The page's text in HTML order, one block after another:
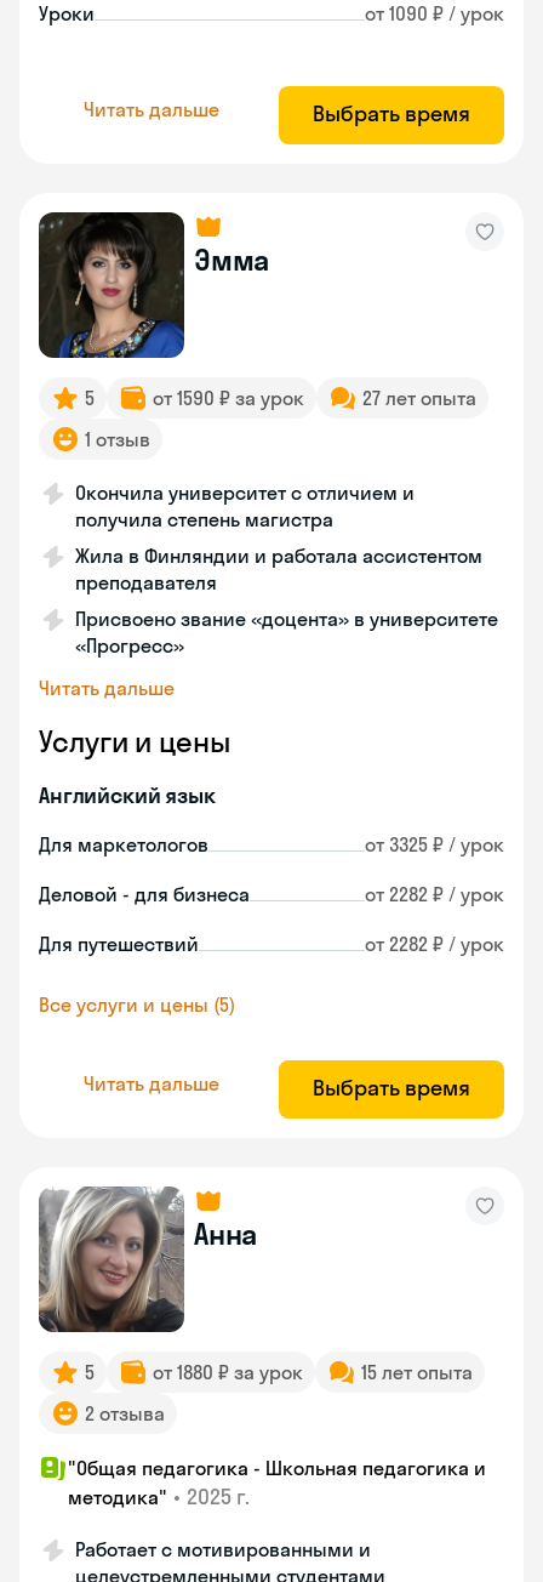
Уроки от 1090 ₽ / урок
Читать дальше Выбрать время
Эмма
5 от 1590 ₽ за урок
27 лет опыта
1 отзыв
Окончила университет с отличием и
получила степень магистра
Жила в Финляндии и работала ассистентом
преподавателя
Присвоено звание «доцента» в университете
«Прогресс»
Читать дальше
Услуги и цены
Английский язык
Для маркетологов от 3325 ₽ / урок
Деловой - для бизнеса от 2282 ₽ / урок
Для путешествий от 2282 ₽ / урок
Все услуги и цены (5)
Читать дальше Выбрать время
Анна
5 от 1880 ₽ за урок
15 лет опыта
2 отзыва
"Общая педагогика - Школьная педагогика и
методика" • 2025 г.
Работает с мотивированными и
целеустремленными студентами